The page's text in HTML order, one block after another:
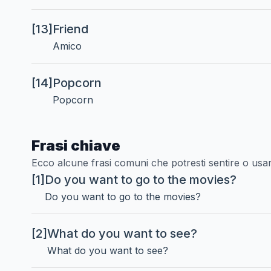
[13] Friend
Amico
[14] Popcorn
Popcorn
Frasi chiave
Ecco alcune frasi comuni che potresti sentire o
[1] Do you want to go to the movies?
Do you want to go to the movies?
[2]What do you want to see?
What do you want to see?